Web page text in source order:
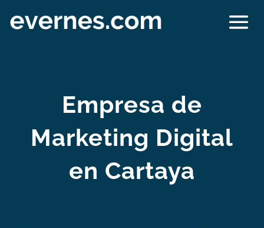
Empresa de
Marketing Digital
en Cartaya